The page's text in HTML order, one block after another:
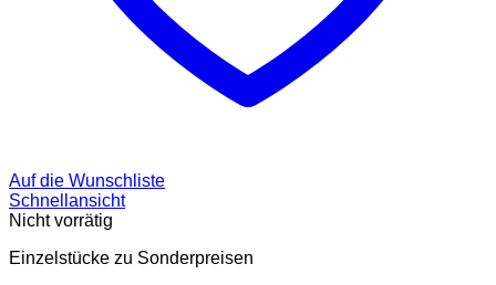
Auf die Wunschliste
Schnellansicht
Nicht vorrätig
Einzelstücke zu Sonderpreisen